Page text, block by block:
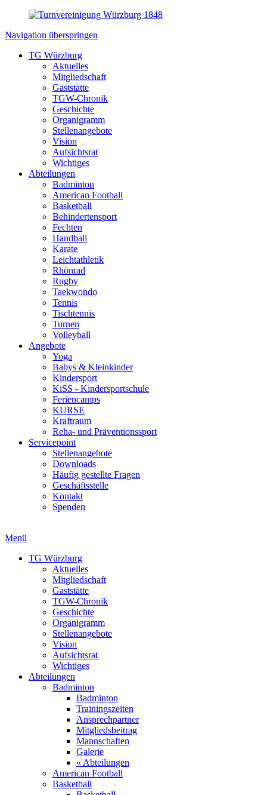
Navigation überspringen
TG Würzburg
Aktuelles
Mitgliedschaft
Gaststätte
TGW-Chronik
Geschichte
Organigramm
Stellenangebote
Vision
Aufsichtsrat
Wichtiges
Abteilungen
Badminton
American Football
Basketball
Behindertensport
Fechten
Handball
Karate
Leichtathletik
Rhönrad
Rugby
Taekwondo
Tennis
Tischtennis
Turnen
Volleyball
Angebote
Yoga
Babys & Kleinkinder
Kindersport
KiSS - Kindersportschule
Feriencamps
KURSE
Kraftraum
Reha- und Präventionssport
Servicepoint
Stellenangebote
Downloads
Häufig gestellte Fragen
Geschäftsstelle
Kontakt
Spenden
Menü
TG Würzburg
Aktuelles
Mitgliedschaft
Gaststätte
TGW-Chronik
Geschichte
Organigramm
Stellenangebote
Vision
Aufsichtsrat
Wichtiges
Abteilungen
Badminton
Badminton
Trainingszeiten
Ansprechpartner
Mitgliedsbeitrag
Mannschaften
Galerie
« Abteilungen
American Football
Basketball